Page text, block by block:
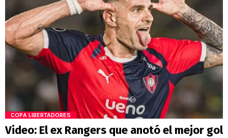
COPA LIBERTADORES
Video: El ex Rangers que anotó el mejor gol